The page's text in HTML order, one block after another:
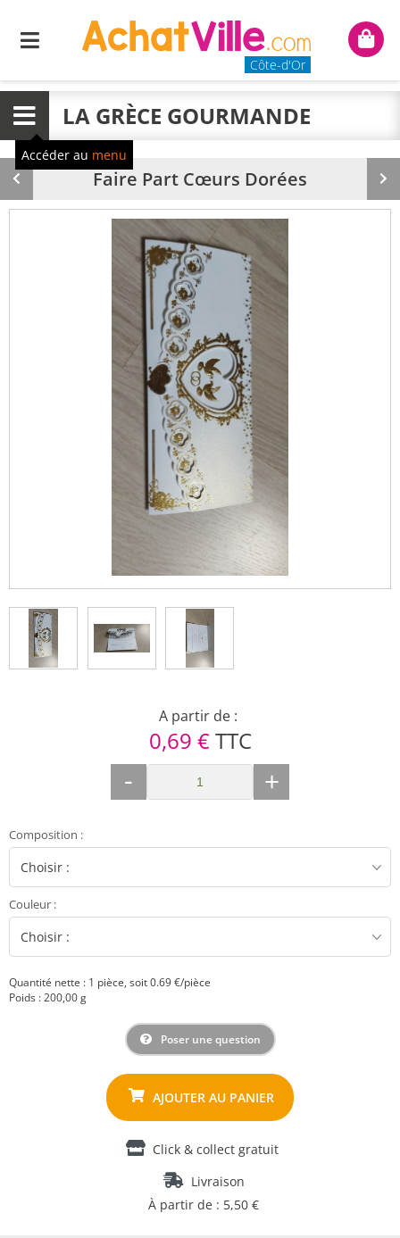
Menu
Côte-d'Or
Mon
Menu LA GRÈCE GOURMANDE
Accéder au menu
Produit
précédent
Faire Part Cœurs Dorées
A partir de :
0,69 €TTC
- +
Composition :
Couleur :
Quantité nette : 1 pièce, soit 0.69 €/pièce
Poids : 200,00 g
Poser une question
Click & collect gratuit
Livraison
À partir de : 5,50 €